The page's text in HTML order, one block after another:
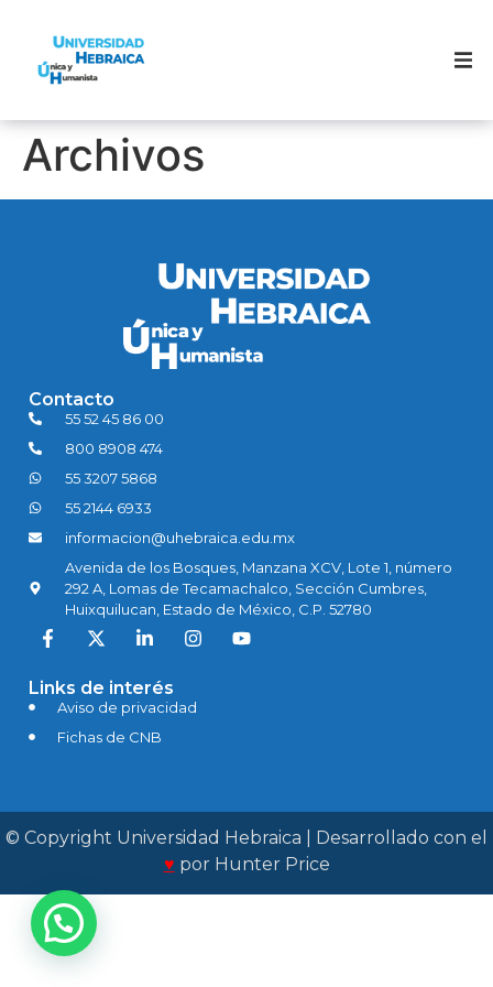
Docentes
Donantes
Archivos
Contacto
55 52 45 86 00
800 8908 474
55 3207 5868
55 2144 6933
informacion@uhebraica.edu.mx
Avenida de los Bosques, Manzana XCV, Lote 1, número
292 A, Lomas de Tecamachalco, Sección Cumbres,
Huixquilucan, Estado de México, C.P. 52780
Links de interés
Aviso de privacidad
Fichas de CNB
© Copyright Universidad Hebraica | Desarrollado con el
♥ por Hunter Price